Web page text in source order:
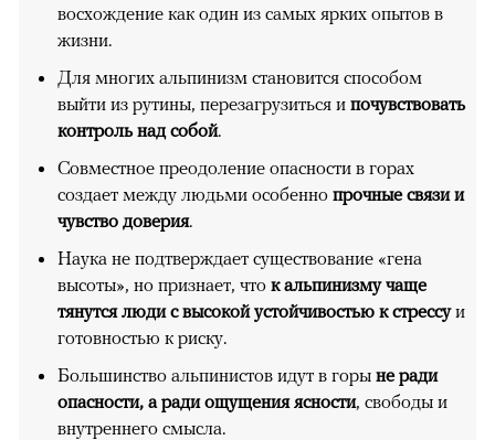
восхождение как один из самых ярких опытов в
жизни.
Для многих альпинизм становится способом
выйти из рутины, перезагрузиться и почувствовать
контроль над собой.
Совместное преодоление опасности в горах
создает между людьми особенно прочные связи и
чувство доверия.
Наука не подтверждает существование «гена
высоты», но признает, что к альпинизму чаще
тянутся люди с высокой устойчивостью к стрессуи
готовностью к риску.
Большинство альпинистов идут в горы не ради
опасности, а ради ощущения ясности, свободы и
внутреннего смысла.